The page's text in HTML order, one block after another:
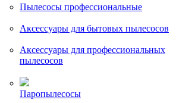
Пылесосы профессиональные
Аксессуары для бытовых пылесосов
Аксессуары для профессиональных
пылесосов
Паропылесосы